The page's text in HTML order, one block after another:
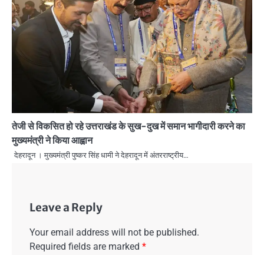
तेजी से विकसित हो रहे उत्तराखंड के सुख-दुख में समान भागीदारी करने का
मुख्यमंत्री ने किया आह्वान
देहरादून । मुख्यमंत्री पुष्कर सिंह धामी ने देहरादून में अंतरराष्ट्रीय…
Leave a Reply
Your email address will not be published.
Required fields are marked *